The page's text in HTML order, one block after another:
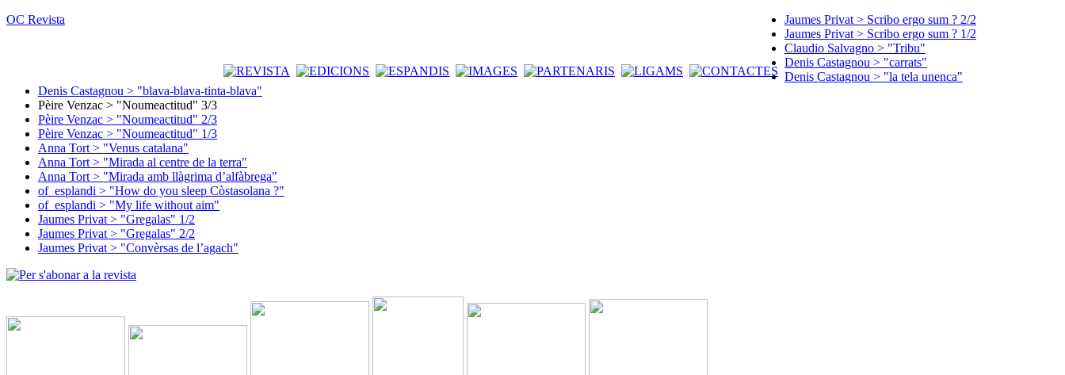
OC Revista
Jaumes Privat > Scribo ergo sum ? 2/2
Jaumes Privat > Scribo ergo sum ? 1/2
Claudio Salvagno > "Tribu"
Denis Castagnou > "carrats"
Denis Castagnou > "la tela unenca"
Denis Castagnou > "blava-blava-tinta-blava"
Pèire Venzac > "Noumeactitud" 3/3
Pèire Venzac > "Noumeactitud" 2/3
Pèire Venzac > "Noumeactitud" 1/3
Anna Tort > "Venus catalana"
Anna Tort > "Mirada al centre de la terra"
Anna Tort > "Mirada amb llàgrima d’alfàbrega"
of_esplandi > "How do you sleep Còstasolana ?"
of_esplandi > "My life without aim"
Jaumes Privat > "Gregalas" 1/2
Jaumes Privat > "Gregalas" 2/2
Jaumes Privat > "Convèrsas de l’agach"